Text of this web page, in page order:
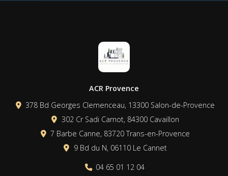
ACR Provence
378 Bd Georges Clemenceau, 13300 Salon-de-Provence
302 Cr Sadi Carnot, 84300 Cavaillon
7 Barbe Canne, 83720 Trans-en-Provence
9 Bd du N, 06110 Le Cannet
04 65 01 12 04